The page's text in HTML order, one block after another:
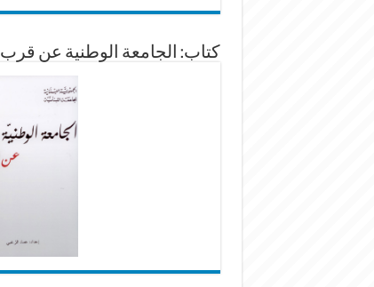
كتاب: الجامعة الوطنية عن قرب